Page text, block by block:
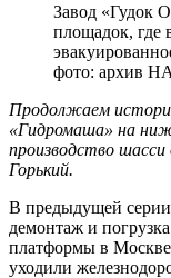
Завод «Гудок
площадок, где
фото: архив
Продолжаем
«Гидромаша» на
производство шасси
Горький.
В предыдущей
демонтаж и
платформы в
уходили